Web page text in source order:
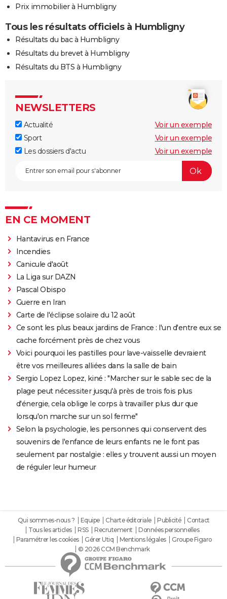
Prix immobilier à Humbligny
Tous les résultats officiels à Humbligny
Résultats du bac à Humbligny
Résultats du brevet à Humbligny
Résultats du BTS à Humbligny
NEWSLETTERS
Actualité
Voir un exemple
Sport
Voir un exemple
Les dossiers d'actu
Voir un exemple
EN CE MOMENT
Hantavirus en France
Incendies
Canicule d'août
La Liga sur DAZN
Pascal Obispo
Guerre en Iran
Carte de l'éclipse solaire du 12 août
Ce sont les plus beaux jardins de France : l'un d'entre eux se
cache forcément près de chez vous
Voici pourquoi les pastilles pour lave-vaisselle devraient
être vos meilleures alliées dans la salle de bain
Sergio Lopez Lopez, kiné : "Marcher sur le sable sec de la
plage peut nécessiter jusqu'à près de trois fois plus
d'énergie, cela oblige le corps à travailler plus dur que
lorsqu'on marche sur un sol ferme"
Selon la psychologie, les personnes qui conservent des
souvenirs de l'enfance de leurs enfants ne le font pas
seulement par nostalgie : elles y trouvent aussi un moyen
de réguler leur humeur
Qui sommes-nous ? Equipe Charte éditoriale Publicité
Contact
Tous les articles
RSS Recrutement
Données personnelles
Paramétrer les cookies
Gérer Utiq Mentions légales
Groupe Figaro
© 2026 CCM Benchmark